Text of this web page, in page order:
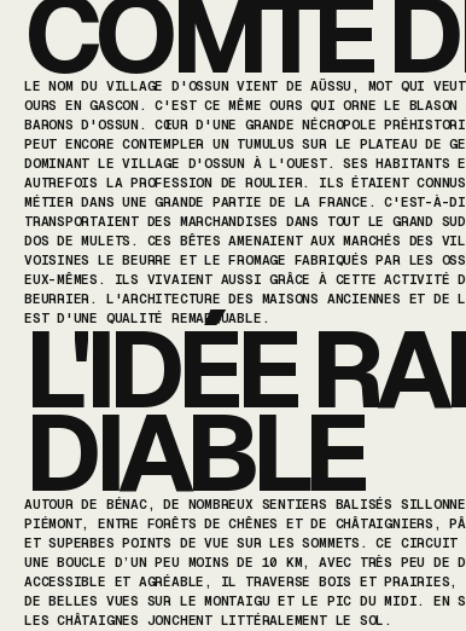
COMTÉ
LE NOM DU VILLAGE D'OSSUN VIENT DE AÜSSU, MOT QUI
OURS EN GASCON. C'EST CE MÊME OURS QUI ORNE LE BLASON
BARONS D'OSSUN. CŒUR D'UNE GRANDE NÉCROPOLE
PEUT ENCORE CONTEMPLER UN TUMULUS SUR LE PLATEAU DE
DOMINANT LE VILLAGE D'OSSUN À L'OUEST. SES HABITANTS
AUTREFOIS LA PROFESSION DE ROULIER. ILS ÉTAIENT
MÉTIER DANS UNE GRANDE PARTIE DE LA FRANCE. C'EST-À-
TRANSPORTAIENT DES MARCHANDISES DANS TOUT LE GRAND
DOS DE MULETS. CES BÊTES AMENAIENT AUX MARCHÉS DES
VOISINES LE BEURRE ET LE FROMAGE FABRIQUÉS PAR LES
EUX-MÊMES. ILS VIVAIENT AUSSI GRÂCE À CETTE ACTIVITÉ
BEURRIER. L'ARCHITECTURE DES MAISONS ANCIENNES ET DE
EST D'UNE QUALITÉ REMARQUABLE.
L'IDÉE
DIABLE
AUTOUR DE BÉNAC, DE NOMBREUX SENTIERS BALISÉS
PIÉMONT, ENTRE FORÊTS DE CHÊNES ET DE CHÂTAIGNIERS,
ET SUPERBES POINTS DE VUE SUR LES SOMMETS. CE CIRCUIT
UNE BOUCLE D’UN PEU MOINS DE 10 KM, AVEC TRÈS PEU DE
ACCESSIBLE ET AGRÉABLE, IL TRAVERSE BOIS ET PRAIRIES,
DE BELLES VUES SUR LE MONTAIGU ET LE PIC DU MIDI. EN
LES CHÂTAIGNES JONCHENT LITTÉRALEMENT LE SOL.